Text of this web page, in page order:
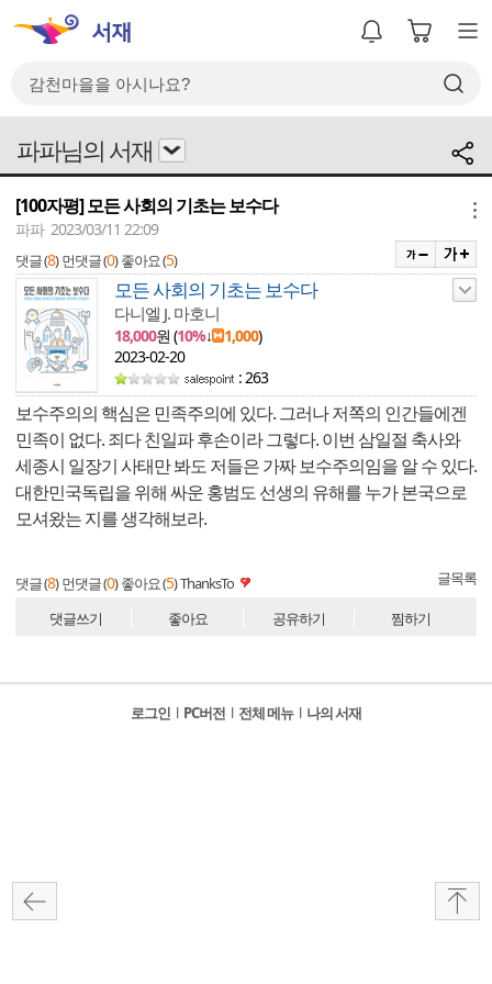
파파님의 서재
[100자평] 모든 사회의 기초는 보수다
파파 2023/03/11 22:09
댓글 (8) 먼댓글 (0) 좋아요 (5)
모든 사회의 기초는 보수다
다니엘 J. 마호니
18,000원 (10%↓ 1,000)
2023-02-20
: 263
보수주의의 핵심은 민족주의에 있다. 그러나 저쪽의 인간들에겐
민족이 없다. 죄다 친일파 후손이라 그렇다. 이번 삼일절 축사와
세종시 일장기 사태만 봐도 저들은 가짜 보수주의임을 알 수 있다.
대한민국독립을 위해 싸운 홍범도 선생의 유해를 누가 본국으로
모셔왔는 지를 생각해보라.
댓글 (8) 먼댓글 (0) 좋아요 (5)ThanksTo 글목록
댓글쓰기 좋아요 공유하기 찜하기
로그인 l PC버전 l 전체 메뉴 l 나의 서재